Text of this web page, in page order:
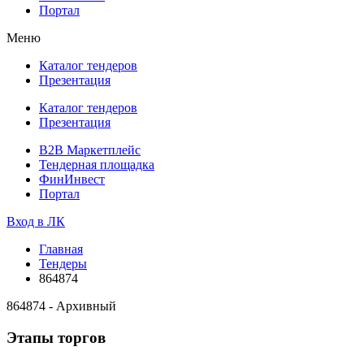
Портал
Меню
Каталог тендеров
Презентация
Каталог тендеров
Презентация
B2B Маркетплейс
Тендерная площадка
ФинИнвест
Портал
Вход в ЛК
Главная
Тендеры
864874
864874 - Архивный
Этапы торгов